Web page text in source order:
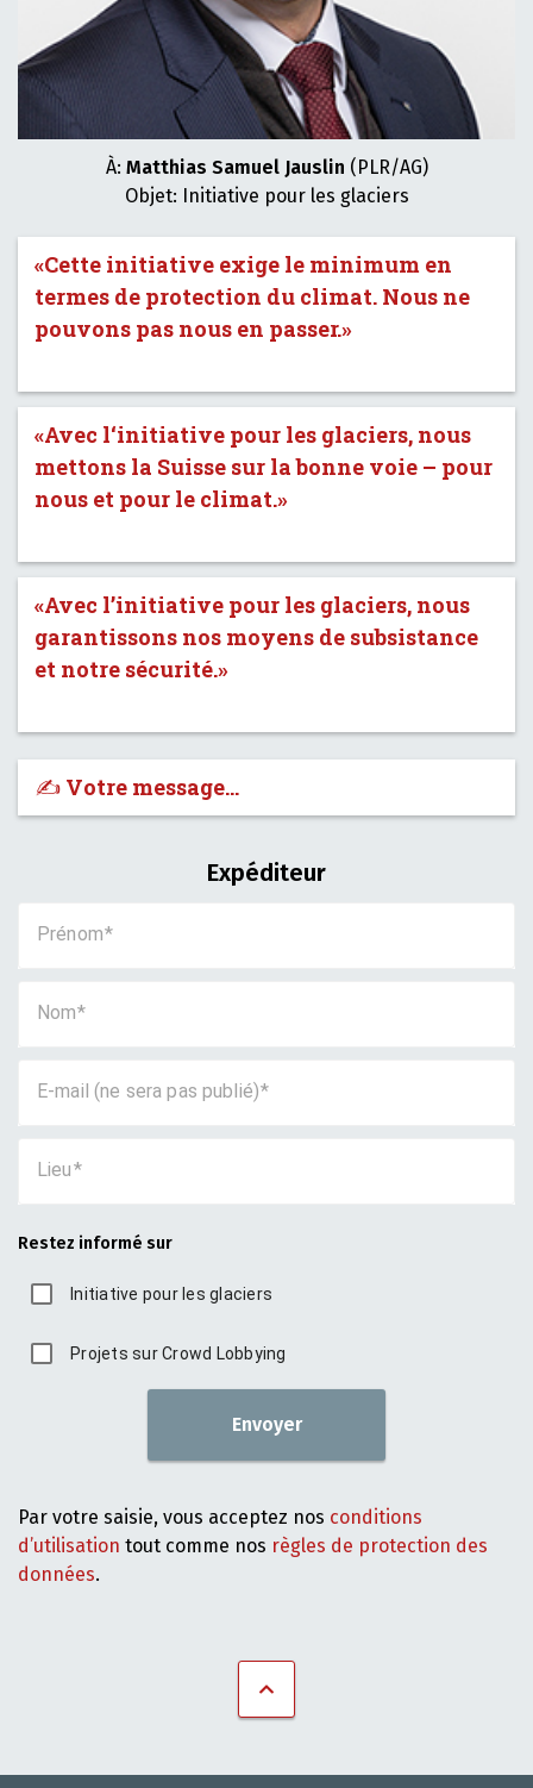
À: Matthias Samuel Jauslin (PLR/AG)
Objet: Initiative pour les glaciers
«Cette initiative exige le minimum en
termes de protection du climat. Nous ne
pouvons pas nous en passer.»
«Avec l‘initiative pour les glaciers, nous
mettons la Suisse sur la bonne voie – pour
nous et pour le climat.»
«Avec l’initiative pour les glaciers, nous
garantissons nos moyens de subsistance
et notre sécurité.»
✍️ Votre message…
Expéditeur
Prénom
Nom
E-mail (ne sera pas publié)
Lieu
Restez informé sur
Initiative pour les glaciers
Projets sur Crowd Lobbying
Envoyer
Par votre saisie, vous acceptez nos conditions
d’utilisation tout comme nos règles de protection des
données.